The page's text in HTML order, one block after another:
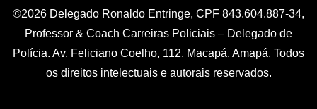
©2026 Delegado Ronaldo Entringe, CPF 843.604.887-34,
Professor & Coach Carreiras Policiais – Delegado de
Polícia. Av. Feliciano Coelho, 112, Macapá, Amapá. Todos
os direitos intelectuais e autorais reservados.